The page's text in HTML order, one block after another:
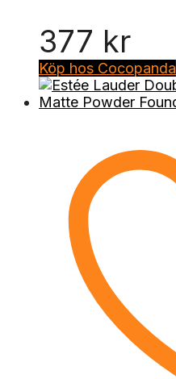
377 kr
Köp hos Cocopanda